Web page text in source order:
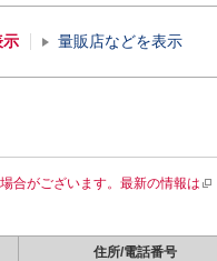
示 量販店などを表示
合がございます。最新の情報は
住所/電話番号